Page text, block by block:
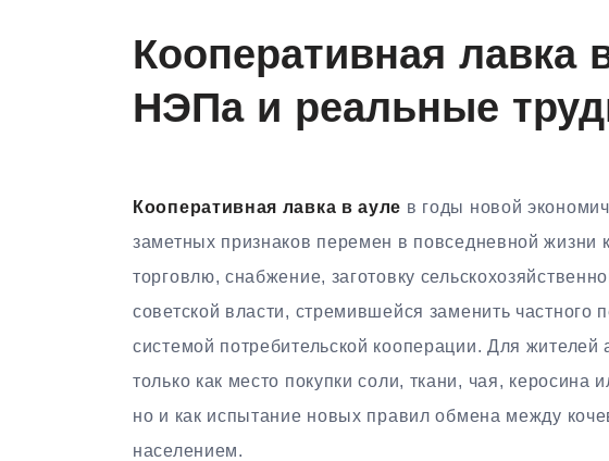
Кооперативная лавка
НЭПа и реальные
Кооперативная лавка в ауле в годы новой
заметных признаков перемен в повседневной жизни
торговлю, снабжение, заготовку
советской власти, стремившейся заменить частного
системой потребительской кооперации. Для
только как место покупки соли, ткани, чая,
но и как испытание новых правил обмена между
населением.